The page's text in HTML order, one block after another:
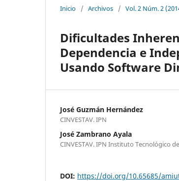
Inicio / Archivos / Vol. 2 Núm. 2
Dificultades
Dependencia e
Usando Software
José Guzmán Hernández
CINVESTAV. IPN
José Zambrano Ayala
CINVESTAV. IPN Instituto Tecnológico
DOI: https://doi.org/10.65685/